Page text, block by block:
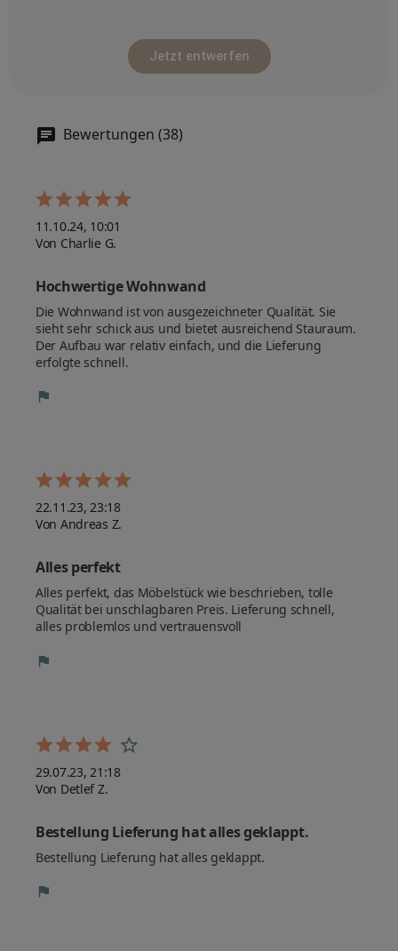
Jetzt entwerfen
Bewertungen (38)
11.10.24, 10:01
Von Charlie G.
Hochwertige Wohnwand
Die Wohnwand ist von ausgezeichneter Qualität. Sie
sieht sehr schick aus und bietet ausreichend Stauraum.
Der Aufbau war relativ einfach, und die Lieferung
erfolgte schnell.
22.11.23, 23:18
Von Andreas Z.
Alles perfekt
Alles perfekt, das Möbelstück wie beschrieben, tolle
Qualität bei unschlagbaren Preis. Lieferung schnell,
alles problemlos und vertrauensvoll
29.07.23, 21:18
Von Detlef Z.
Bestellung Lieferung hat alles geklappt.
Bestellung Lieferung hat alles geklappt.